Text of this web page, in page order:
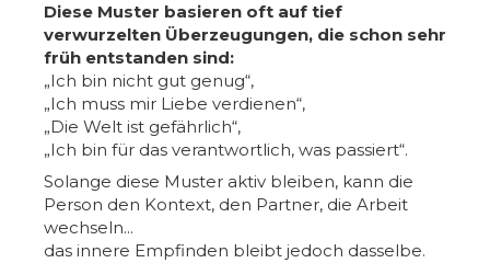
Diese Muster basieren oft auf tief
verwurzelten Überzeugungen, die schon sehr
früh entstanden sind:
„Ich bin nicht gut genug“,
„Ich muss mir Liebe verdienen“,
„Die Welt ist gefährlich“,
„Ich bin für das verantwortlich, was passiert“.
Solange diese Muster aktiv bleiben, kann die
Person den Kontext, den Partner, die Arbeit
wechseln...
das innere Empfinden bleibt jedoch dasselbe.